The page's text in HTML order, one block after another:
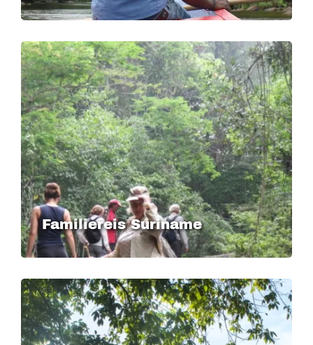
Familiereis Suriname